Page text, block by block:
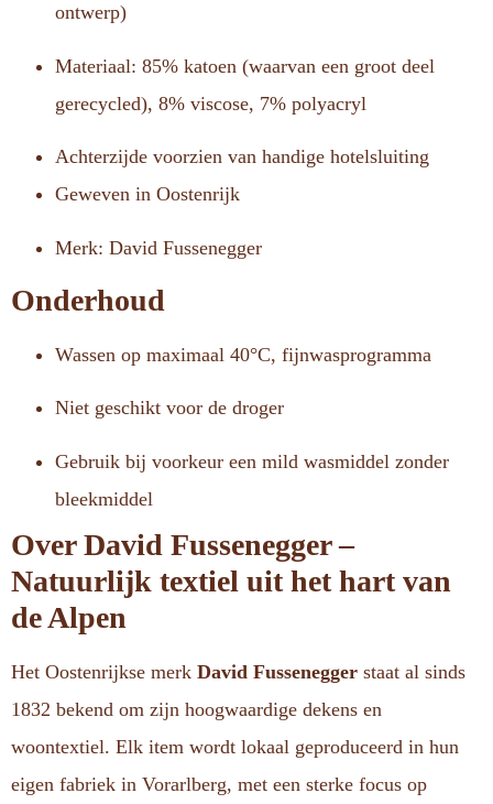
ontwerp)
Materiaal: 85% katoen (waarvan een groot deel
gerecycled), 8% viscose, 7% polyacryl
Achterzijde voorzien van handige hotelsluiting
Geweven in Oostenrijk
Merk: David Fussenegger
Onderhoud
Wassen op maximaal 40°C, fijnwasprogramma
Niet geschikt voor de droger
Gebruik bij voorkeur een mild wasmiddel zonder
bleekmiddel
Over David Fussenegger –
Natuurlijk textiel uit het hart van
de Alpen
Het Oostenrijkse merk David Fussenegger staat al sinds
1832 bekend om zijn hoogwaardige dekens en
woontextiel. Elk item wordt lokaal geproduceerd in hun
eigen fabriek in Vorarlberg, met een sterke focus op